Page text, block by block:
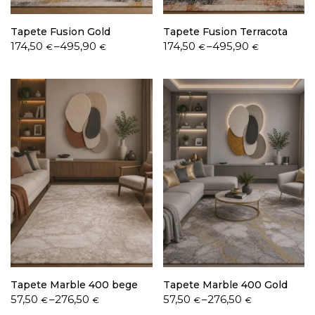
Tapete Fusion Gold
174,50 €–495,90€
Price
through
495,90 €
Tapete Fusion Terracota
174,50 €–495,90 €
Price
through
495,90 €
Tapete Marble 400 bege
57,50 €–276,50€
Price
Tapete Marble 400 Gold
57,50 €–276,50 €
Price